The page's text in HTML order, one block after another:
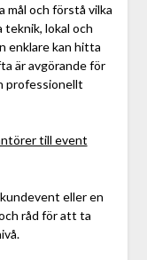
och förstå vilka
lokal och
enklare kan hitta
är avgörande för
professionellt
till event
eller en
råd för att ta